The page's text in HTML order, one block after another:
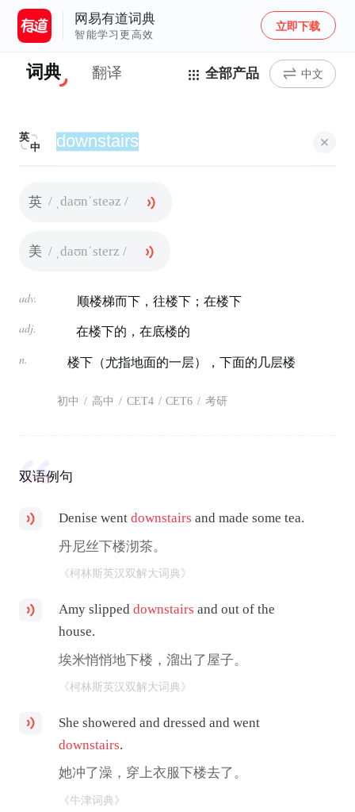
网易有道词典
智能学习更高效
立即下载
词典 翻译 全部产品 中文
英
中
英 / ˌdaʊnˈsteəz /
美 / ˌdaʊnˈsterz /
adv. 顺楼梯而下，往楼下；在楼下
adj. 在楼下的，在底楼的
n. 楼下（尤指地面的一层），下面的几层楼
初中 / 高中 / CET4 / CET6 / 考研
双语例句
Denise wentdownstairs and made some tea.
丹尼丝下楼沏茶。
《柯林斯英汉双解大词典》
Amy slippeddownstairs and out of the
house.
埃米悄悄地下楼，溜出了屋子。
《柯林斯英汉双解大词典》
She showered and dressed and went
downstairs.
她冲了澡，穿上衣服下楼去了。
《牛津词典》